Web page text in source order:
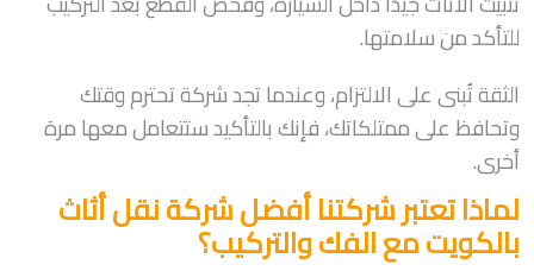
للتأكد من سلامتها.
الثقة تُبنى على الالتزام، وعندما تجد شركة تحترم وقتك
وتحافظ على ممتلكاتك، فإنك بالتأكيد ستتعامل معها مرة
أخرى.
لماذا تعتبر شركتنا أفضل شركة نقل أثاث
بالكويت مع الفك والتركيب؟